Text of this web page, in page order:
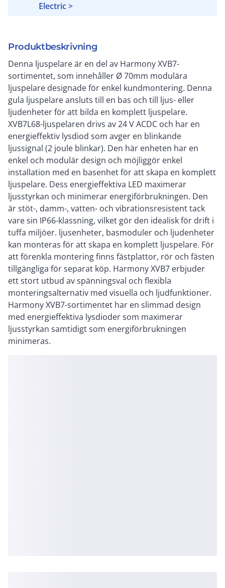
Electric >
Produktbeskrivning
Denna ljuspelare är en del av Harmony XVB7-
sortimentet, som innehåller Ø 70mm modulära
ljuspelare designade för enkel kundmontering. Denna
gula ljuspelare ansluts till en bas och till ljus- eller
ljudenheter för att bilda en komplett ljuspelare.
XVB7L68-ljuspelaren drivs av 24 V ACDC och har en
energieffektiv lysdiod som avger en blinkande
ljussignal (2 joule blinkar). Den här enheten har en
enkel och modulär design och möjliggör enkel
installation med en basenhet för att skapa en komplett
ljuspelare. Dess energieffektiva LED maximerar
ljusstyrkan och minimerar energiförbrukningen. Den
är stöt-, damm-, vatten- och vibrationsresistent tack
vare sin IP66-klassning, vilket gör den idealisk för drift i
tuffa miljöer. ljusenheter, basmoduler och ljudenheter
kan monteras för att skapa en komplett ljuspelare. För
att förenkla montering finns fästplattor, rör och fästen
tillgängliga för separat köp. Harmony XVB7 erbjuder
ett stort utbud av spänningsval och flexibla
monteringsalternativ med visuella och ljudfunktioner.
Harmony XVB7-sortimentet har en slimmad design
med energieffektiva lysdioder som maximerar
ljusstyrkan samtidigt som energiförbrukningen
minimeras.